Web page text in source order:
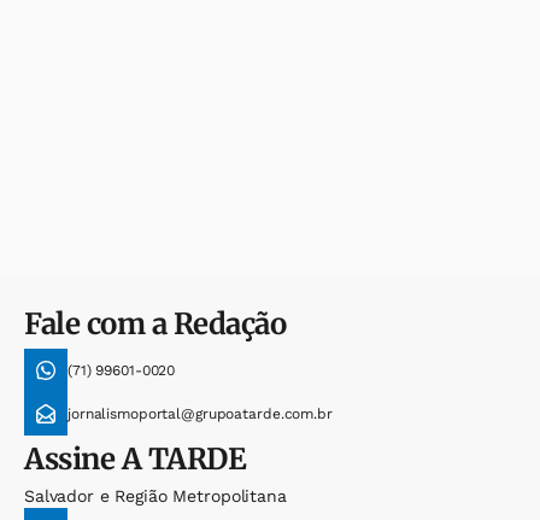
Fale com a Redação
(71) 99601-0020
jornalismoportal@grupoatarde.com.br
AssineA TARDE
Salvador e Região Metropolitana